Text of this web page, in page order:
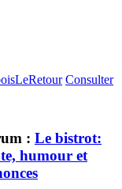
Consulter
: Le bistrot:
humour et